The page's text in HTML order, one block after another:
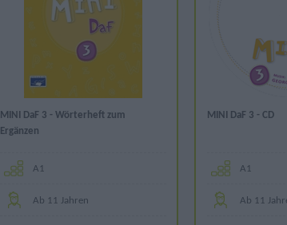
MINI DaF 3 - Wörterheft zum
Ergänzen
Α1
Ab 11 Jahren
MINI DaF 3 - CD
Α1
Ab 11